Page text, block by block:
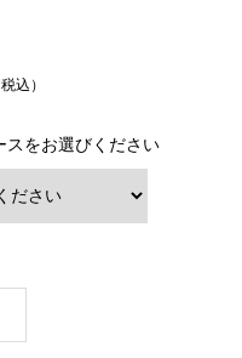
込）
スをお選びください